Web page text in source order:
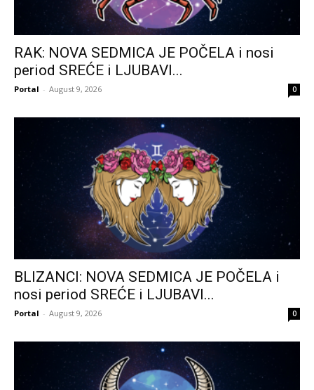
RAK: NOVA SEDMICA JE POČELA i nosi
period SREĆE i LJUBAVI...
Portal - August 9, 2026 0
BLIZANCI: NOVA SEDMICA JE POČELA i
nosi period SREĆE i LJUBAVI...
Portal - August 9, 2026 0